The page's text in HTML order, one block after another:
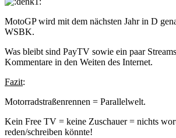
MotoGP wird mit dem nächsten Jahr in D
WSBK.
Was bleibt sind PayTV sowie ein paar
Kommentare in den Weiten des Internet.
Fazit:
Motorradstraßenrennen = Parallelwelt.
Kein Free TV = keine Zuschauer = nichts
reden/schreiben könnte!